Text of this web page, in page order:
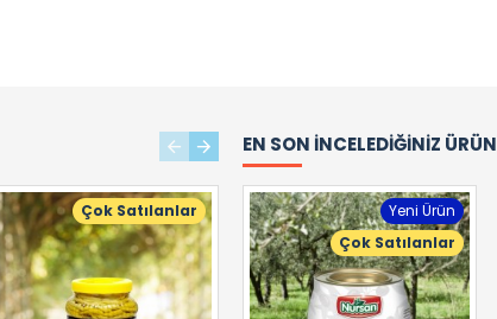
Çok Satılanlar Çok Satılanlar
EN SON İNCELEDIĞINIZ
Yeni Ürün
Çok Satılanlar